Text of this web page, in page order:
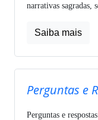
narrativas sagradas,
Saiba mais
Perguntas e
Perguntas e